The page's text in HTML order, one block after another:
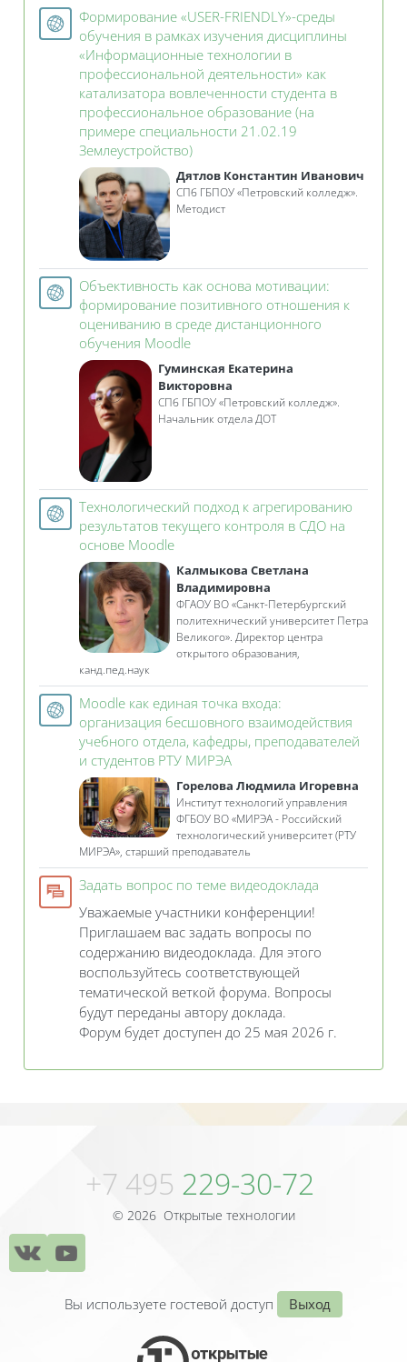
Формирование «USER-FRIENDLY»-среды
обучения в рамках изучения дисциплины
«Информационные технологии в
профессиональной деятельности» как
катализатора вовлеченности студента в
профессиональное образование (на
примере специальности 21.02.19
Землеустройство)Гиперссылка
Дятлов Константин Иванович
СПб ГБПОУ «Петровский колледж».
Методист
Объективность как основа мотивации:
формирование позитивного отношения к
оцениванию в среде дистанционного
обучения MoodleГиперссылка
Гуминская Екатерина
Викторовна
СПб ГБПОУ «Петровский колледж».
Начальник отдела ДОТ
Технологический подход к агрегированию
результатов текущего контроля в СДО на
основе MoodleГиперссылка
Калмыкова Светлана
Владимировна
ФГАОУ ВО «Санкт-Петербургский
политехнический университет Петра
Великого». Директор центра
открытого образования,
канд.пед.наук
Moodle как единая точка входа:
организация бесшовного взаимодействия
учебного отдела, кафедры, преподавателей
и студентов РТУ МИРЭА
Горелова Людмила Игоревна
Институт технологий управления
ФГБОУ ВО «МИРЭА - Российский
технологический университет (РТУ
МИРЭА», старший преподаватель
Задать вопрос по теме видеодоклада
Уважаемые участники конференции!
Приглашаем вас задать вопросы по
содержанию видеодоклада. Для этого
воспользуйтесь соответствующей
тематической веткой форума. Вопросы
будут переданы автору доклада.
Форум будет доступен до 25 мая 2026 г.
+7 495 229-30-72
© 2026 Открытые технологии
Вы используете гостевой доступ Выход